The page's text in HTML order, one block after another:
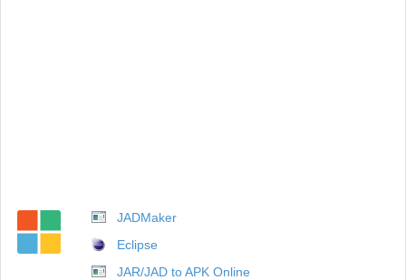
JADMaker
Eclipse
JAR/JAD to APK Online